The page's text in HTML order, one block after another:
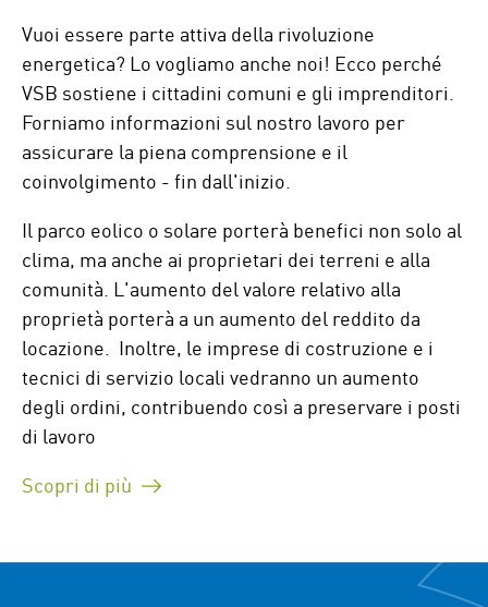
Vuoi essere parte attiva della rivoluzione
energetica? Lo vogliamo anche noi! Ecco perché
VSB sostiene i cittadini comuni e gli imprenditori.
Forniamo informazioni sul nostro lavoro per
assicurare la piena comprensione e il
coinvolgimento - fin dall'inizio.
Il parco eolico o solare porterà benefici non solo al
clima, ma anche ai proprietari dei terreni e alla
comunità. L'aumento del valore relativo alla
proprietà porterà a un aumento del reddito da
locazione. Inoltre, le imprese di costruzione e i
tecnici di servizio locali vedranno un aumento
degli ordini, contribuendo così a preservare i posti
di lavoro
Scopri di più